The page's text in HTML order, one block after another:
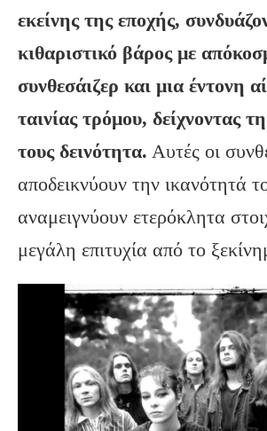
εκείνης της εποχής,
κιθαριστικό βάρος με
συνθεσάιζερ και μια έντονη
ταινίας τρόμου, δείχνοντας
τους δεινότητα. Αυτές οι
αποδεικνύουν την ικανότητά
αναμειγνύουν ετερόκλητα
μεγάλη επιτυχία από το